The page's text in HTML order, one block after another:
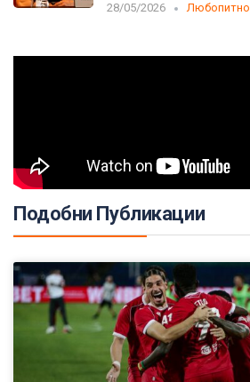
28/05/2026 Любопитно
Подобни Публикации